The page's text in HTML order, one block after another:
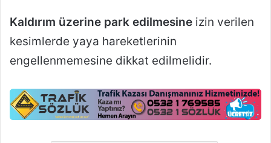
Kaldırım üzerine park edilmesine izin verilen
kesimlerde yaya hareketlerinin
engellenmemesine dikkat edilmelidir.